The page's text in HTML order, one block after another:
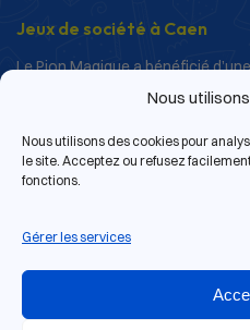
Nous
Nous utilisons des cookies pour
le site. Acceptez ou refusez
fonctions.
Gérer les services
Jeux de société à Caen
Le Pion Magique a bénéficié
Normandie dans le cadre de